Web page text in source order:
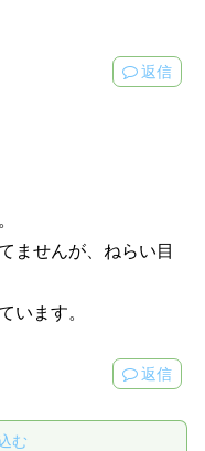
返信
ませんが、ねらい目
います。
返信
む